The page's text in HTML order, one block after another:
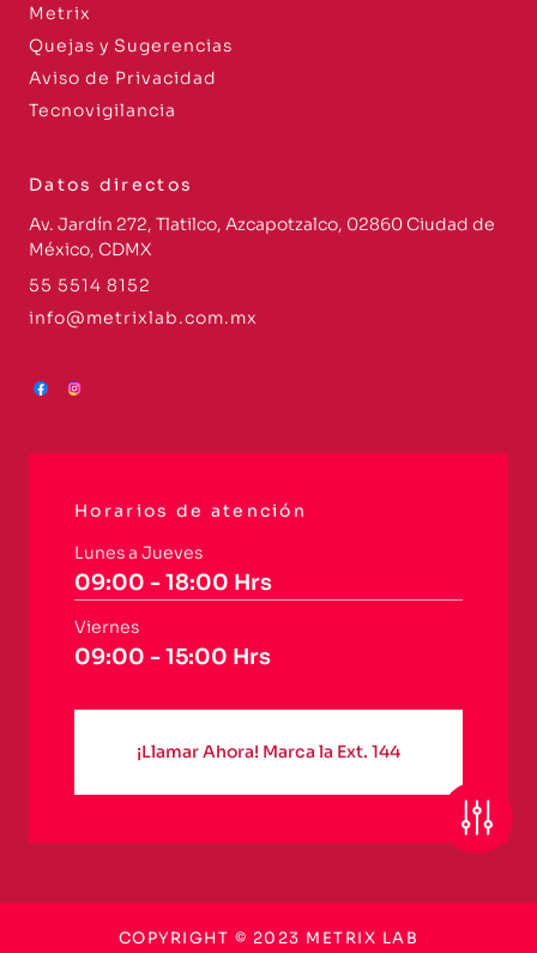
Metrix
Quejas y Sugerencias
Aviso de Privacidad
Tecnovigilancia
Datos directos
Av. Jardín 272, Tlatilco, Azcapotzalco, 02860 Ciudad de
México, CDMX
55 5514 8152
info@metrixlab.com.mx
Horarios de atención
Lunes a Jueves
09:00 - 18:00 Hrs
Viernes
09:00 - 15:00 Hrs
¡Llamar Ahora! Marca la Ext. 144
COPYRIGHT © 2023 METRIX LAB